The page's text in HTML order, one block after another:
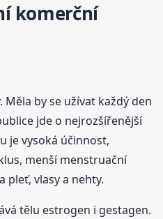
komerční
by se užívat každý den
jde o nejrozšířenější
je vysoká účinnost,
menší menstruační
pleť, vlasy a nehty.
tělu estrogen i gestagen.